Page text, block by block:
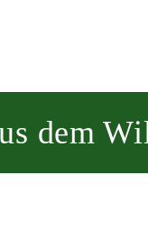
dem